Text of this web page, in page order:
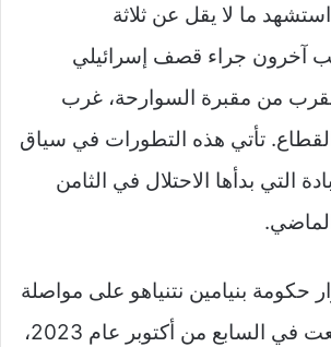
ما لا يقل عن ثلاثة
آخرون جراء قصف إسرائيلي
من مقبرة السوارحة، غرب
تأتي هذه التطورات في سياق
التي بدأها الاحتلال في الثامن
حكومة بنيامين نتنياهو على مواصلة
الحرب، التي اندلعت في السابع من أكتوبر عام 2023،